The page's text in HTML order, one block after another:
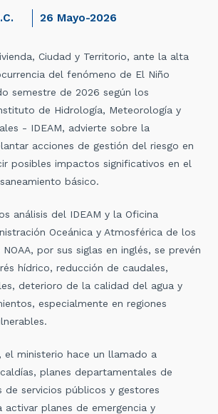
26 Mayo-2026
Ciudad y Territorio, ante la alta
del fenómeno de El Niño
semestre de 2026 según los
de Hidrología, Meteorología y
- IDEAM, advierte sobre la
acciones de gestión del riesgo en
posibles impactos significativos en el
básico.
análisis del IDEAM y la Oficina
Oceánica y Atmosférica de los
por sus siglas en inglés, se prevén
hídrico, reducción de caudales,
deterioro de la calidad del agua y
especialmente en regiones
el ministerio hace un llamado a
planes departamentales de
de servicios públicos y gestores
activar planes de emergencia y